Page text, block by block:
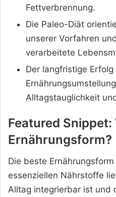
Fettverbrennung.
Die Paleo-Diät
unserer Vorfahren
verarbeitete
Der langfristige Erfolg
Alltagstauglichkeit
Featured
Ernährungsform?
Die beste
essenziellen Nährstoffe
Alltag integrierbar ist und